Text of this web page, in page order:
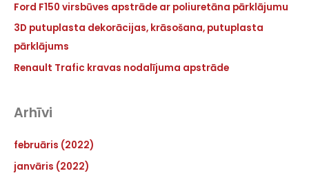
Ford F150 virsbūves apstrāde ar poliuretāna pārklājumu
3D putuplasta dekorācijas, krāsošana, putuplasta
pārklājums
Renault Trafic kravas nodalījuma apstrāde
Arhīvi
februāris (2022)
janvāris (2022)